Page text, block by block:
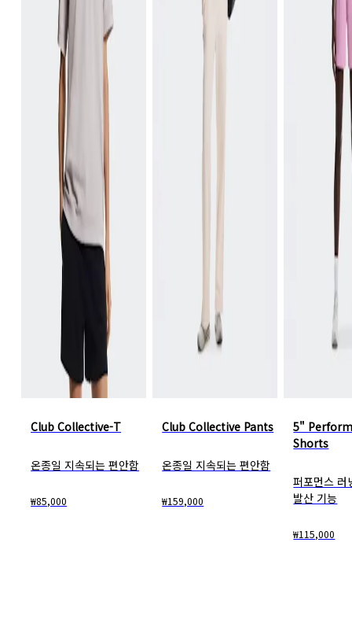
Club Collective-T
온종일 지속되는 편안함
₩85,000
Club Collective Pants
온종일 지속되는 편안함
₩159,000
5"
Shorts
퍼포먼스 러
발산 기능
₩115,000